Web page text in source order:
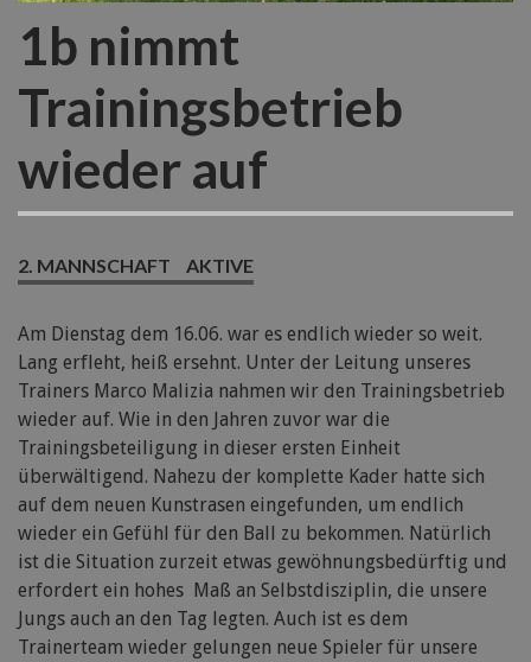
1b nimmt
Trainingsbetrieb
wieder auf
2. MANNSCHAFT AKTIVE
Am Dienstag dem 16.06. war es endlich wieder so weit.
Lang erfleht, heiß ersehnt. Unter der Leitung unseres
Trainers Marco Malizia nahmen wir den Trainingsbetrieb
wieder auf. Wie in den Jahren zuvor war die
Trainingsbeteiligung in dieser ersten Einheit
überwältigend. Nahezu der komplette Kader hatte sich
auf dem neuen Kunstrasen eingefunden, um endlich
wieder ein Gefühl für den Ball zu bekommen. Natürlich
ist die Situation zurzeit etwas gewöhnungsbedürftig und
erfordert ein hohes Maß an Selbstdisziplin, die unsere
Jungs auch an den Tag legten. Auch ist es dem
Trainerteam wieder gelungen neue Spieler für unsere